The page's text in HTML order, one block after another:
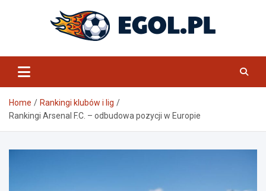
eGol.pl
Home
Rankingi klubów i lig
Rankingi Arsenal F.C. – odbudowa pozycji w Europie